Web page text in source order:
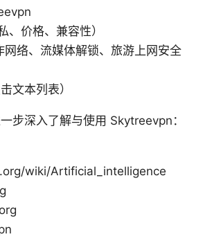
价格、兼容性）
络、流媒体解锁、旅游上网安全
文本列表）
步深入了解与使用 Skytreevpn：
wiki/Artificial_intelligence